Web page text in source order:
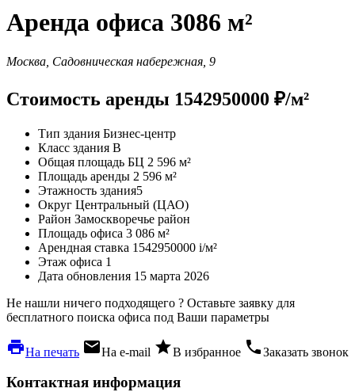
Аренда офиса 3086 м²
Москва, Садовническая набережная, 9
Стоимость аренды 1542950000 ₽/м²
Тип здания Бизнес-центр
Класс здания B
Общая площадь БЦ 2 596 м²
Площадь аренды 2 596 м²
Этажность здания5
Округ Центральный (ЦАО)
Район Замоскворечье район
Площадь офиса 3 086 м²
Арендная ставка 1542950000 i/м²
Этаж офиса 1
Дата обновления 15 марта 2026
Не нашли ничего подходящего ? Оставьте заявку для
бесплатного поиска офиса под Ваши параметры
local_printshopНа печать local_post_officeНа e-mail starВ избранное phoneЗаказать звонок
Контактная информация